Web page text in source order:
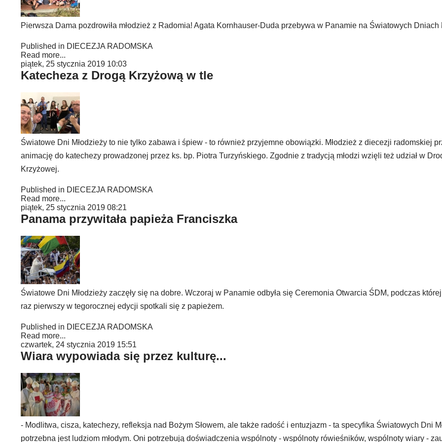
Pierwsza Dama pozdrowiła młodzież z Radomia! Agata Kornhauser-Duda przebywa w Panamie na Światowych Dniach
Published in DIECEZJA RADOMSKA
Read more...
piątek, 25 stycznia 2019 10:03
Katecheza z Drogą Krzyżową w tle
Światowe Dni Młodzieży to nie tylko zabawa i śpiew - to również przyjemne obowiązki. Młodzież z diecezji radomskiej
animację do katechezy prowadzonej przez ks. bp. Piotra Turzyńskiego. Zgodnie z tradycją młodzi wzięli też udział w
Krzyżowej.
Published in DIECEZJA RADOMSKA
Read more...
piątek, 25 stycznia 2019 08:21
Panama przywitała papieża Franciszka
Światowe Dni Młodzieży zaczęły się na dobre. Wczoraj w Panamie odbyła się Ceremonia Otwarcia ŚDM, podczas której
raz pierwszy w tegorocznej edycji spotkali się z papieżem.
Published in DIECEZJA RADOMSKA
Read more...
czwartek, 24 stycznia 2019 15:51
Wiara wypowiada się przez kulturę...
- Modlitwa, cisza, katechezy, refleksja nad Bożym Słowem, ale także radość i entuzjazm - ta specyfika Światowych Dni
potrzebna jest ludziom młodym. Oni potrzebują doświadczenia wspólnoty - wspólnoty rówieśników, wspólnoty wiary -